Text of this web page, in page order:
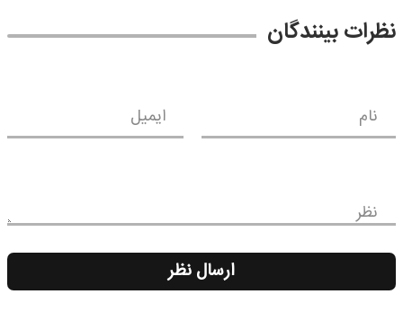
نظرات بینندگان
نام ایمیل
نظر
ارسال نظر